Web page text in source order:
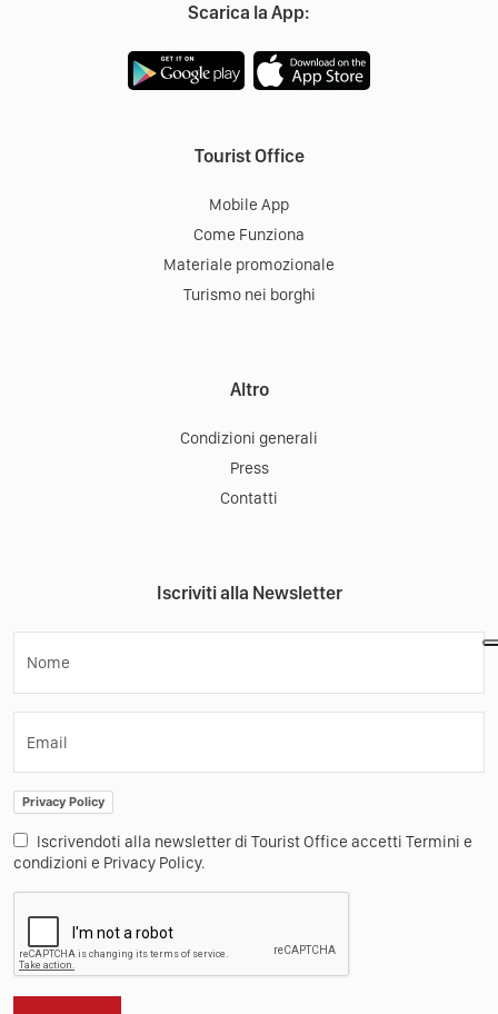
Scarica la App:
Tourist Office
Mobile App
Come Funziona
Materiale promozionale
Turismo nei borghi
Altro
Condizioni generali
Press
Contatti
Iscriviti alla Newsletter
Nome
Email
Privacy Policy
Iscrivendoti alla newsletter di Tourist Office accetti Termini e
condizioni e Privacy Policy.